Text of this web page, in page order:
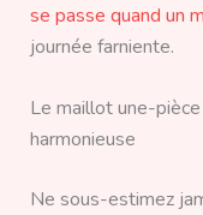
se passe quand un
journée farniente.
Le maillot une-
harmonieuse
Ne sous-estimez